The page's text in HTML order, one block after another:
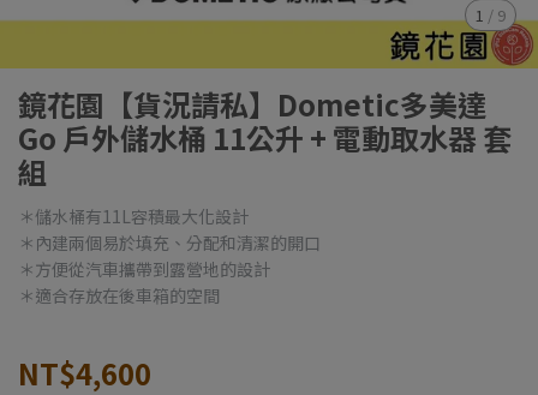
1 / 9
鏡花園【貨況請私】Dometic多美達
Go 戶外儲水桶 11公升 + 電動取水器 套
組
＊儲水桶有11L容積最大化設計
＊內建兩個易於填充、分配和清潔的開口
＊方便從汽車攜帶到露營地的設計
＊適合存放在後車箱的空間
NT$4,600